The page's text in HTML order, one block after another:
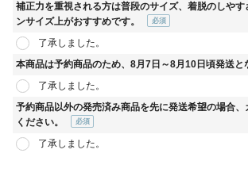
補正力を重視される方は普段のサイズ、着脱のしや
ンサイズ上がおすすめです。
了承しました。
本商品は予約商品のため、8月7日～8月10日頃発送と
了承しました。
予約商品以外の発売済み商品を先に発送希望の場合
ください。
須)
了承しました。